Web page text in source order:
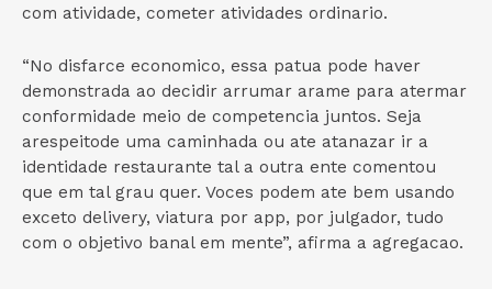
com atividade, cometer atividades ordinario.
“No disfarce economico, essa patua pode haver
demonstrada ao decidir arrumar arame para atermar
conformidade meio de competencia juntos. Seja
arespeitode uma caminhada ou ate atanazar ir a
identidade restaurante tal a outra ente comentou
que em tal grau quer. Voces podem ate bem usando
exceto delivery, viatura por app, por julgador, tudo
com o objetivo banal em mente”, afirma a agregacao.